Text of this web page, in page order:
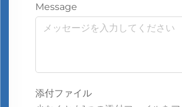
Message
添付ファイル